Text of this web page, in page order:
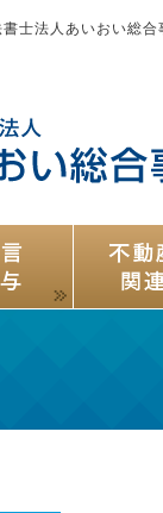
士法人あいおい総合